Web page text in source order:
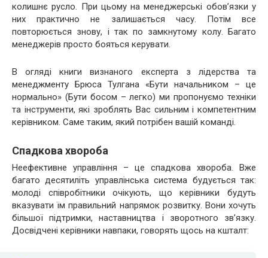
колишнє русло. При цьому на менеджерські обов’язки у
них практично не залишається часу. Потім все
повторюється знову, і так по замкнутому колу. Багато
менеджерів просто бояться керувати.
В огляді книги визнаного експерта з лідерства та
менеджменту Брюса Тулгана «Бути начальником – це
нормально» (Бути босом – легко) ми пропонуємо техніки
та інструменти, які зроблять Вас сильним і компетентним
керівником. Саме таким, який потрібен вашій команді.
Спадкова хвороба
Неефективне управління – це спадкова хвороба. Вже
багато десятиліть управлінська система будується так:
молоді співробітники очікують, що керівники будуть
вказувати їм правильний напрямок розвитку. Вони хочуть
більшої підтримки, наставництва і зворотного зв’язку.
Досвідчені керівники навпаки, говорять щось на кшталт: